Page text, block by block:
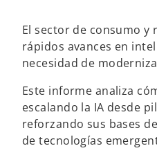
e
v
a
El sector de consumo
rápidos avances en
necesidad de
Este informe analiza
escalando la IA desde
reforzando sus bases
de tecnologías